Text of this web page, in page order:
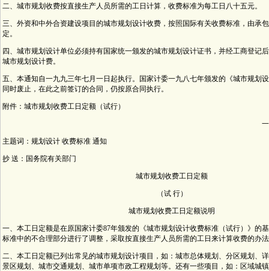
二、城市规划收费按直接生产人员所需的工日计算，收费标准为每工日八十五元。
三、外资和中外合资建设项目的城市规划设计收费，按照国际有关收费标准，由承
定。
四、城市规划设计单位必须持有国家统一颁发的城市规划设计证书，并经工商登记
城市规划设计费。
五、本通知自一九九三年七月一日起执行。国家计委一九八七年颁发的《城市规划
同时废止，在此之前签订的合同，仍按原合同执行。
附件：城市规划收费工日定额（试行）
主题词：规划设计 收费标准 通知
抄 送：国务院有关部门
城市规划收费工日定额
（试 行）
城市规划收费工日定额说明
一、本工日定额是在原国家计委87年颁发的《城市规划设计收费标准（试行）》的
标准中的不合理部分进行了调整，采取按直接生产人员所需的工日来计算收费的办
二、本工日定额已列出常见的城市规划设计项目，如：城市总体规划、分区规划、
景区规划、城市交通规划、城市单项市政工程规划等。还有一些项目，如：区域城